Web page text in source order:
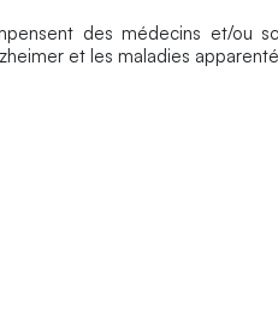
des médecins et/ou
et les maladies